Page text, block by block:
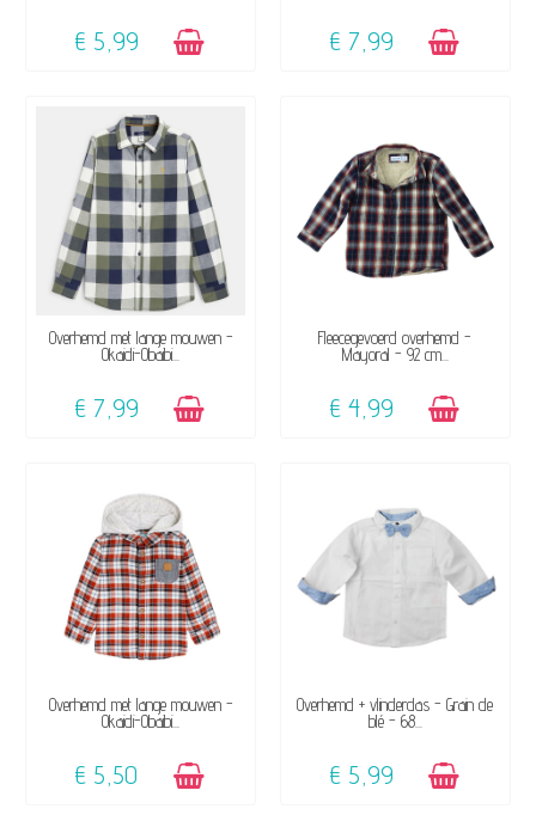
€ 5,99 € 7,99
BESCHIKBAAR
Overhemd met lange mouwen -
Okaidi-Obaibi...
€ 7,99
BESCHIKBAAR
Fleecegevoerd overhemd -
Mayoral - 92 cm...
€ 4,99
BESCHIKBAAR
Overhemd met lange mouwen -
Okaidi-Obaibi...
€ 5,50
BESCHIKBAAR
Overhemd + vlinderdas - Grain de
blé - 68...
€ 5,99